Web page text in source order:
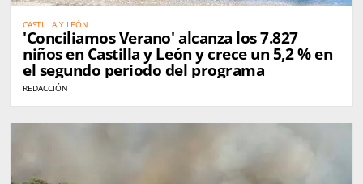
CASTILLA Y LEÓN
'Conciliamos Verano' alcanza los 7.827
niños en Castilla y León y crece un 5,2 % en
el segundo periodo del programa
REDACCIÓN